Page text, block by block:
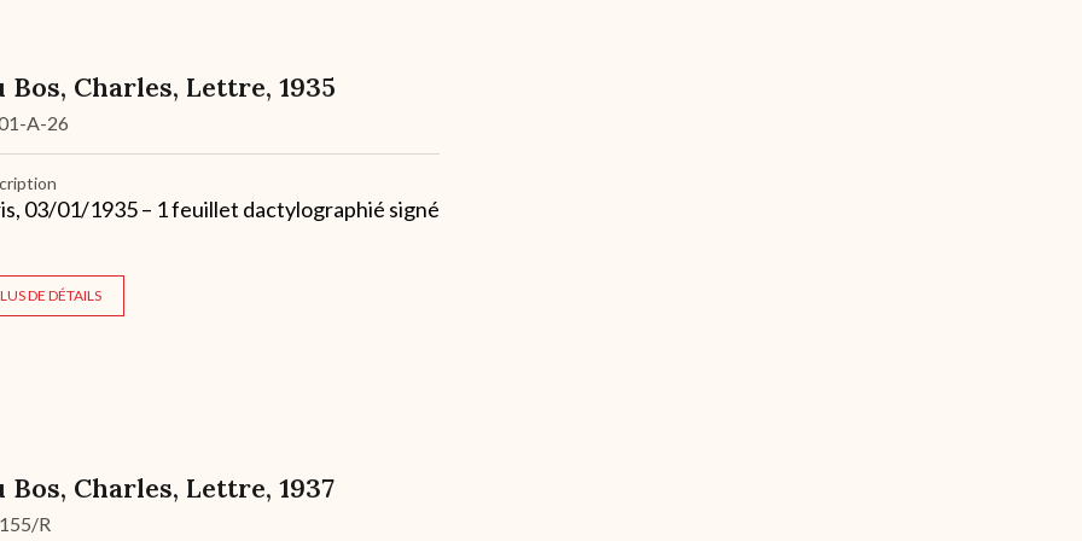
Bos, Charles, Lettre, 1935
A-26
03/01/1935 – 1 feuillet dactylographié signé
DE DÉTAILS
Bos, Charles, Lettre, 1937
R